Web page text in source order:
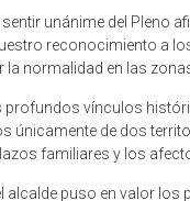
unánime del Pleno
reconocimiento a
normalidad en las
vínculos
únicamente de dos
familiares y los
alcalde puso en valor